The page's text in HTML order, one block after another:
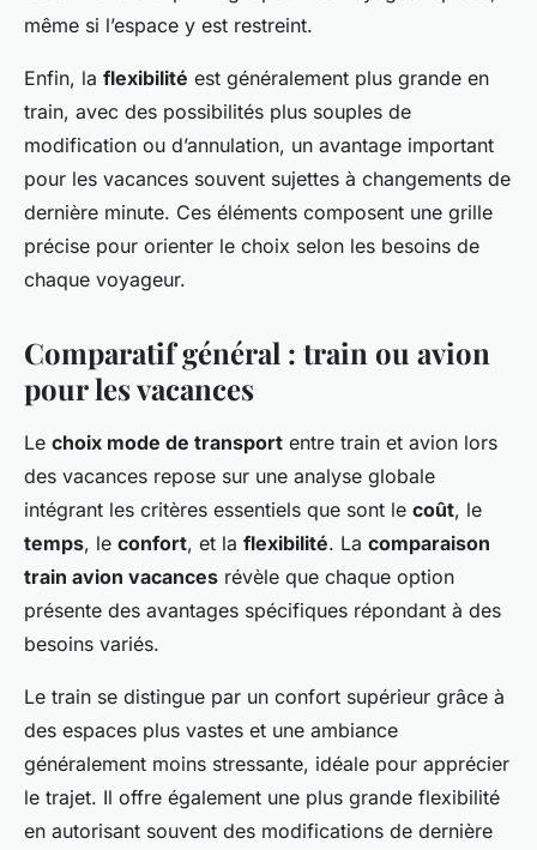
même si l’espace y est restreint.
Enfin, la flexibilité est généralement plus grande en
train, avec des possibilités plus souples de
modification ou d’annulation, un avantage important
pour les vacances souvent sujettes à changements de
dernière minute. Ces éléments composent une grille
précise pour orienter le choix selon les besoins de
chaque voyageur.
Comparatif général : train ou avion
pour les vacances
Le choix mode de transport entre train et avion lors
des vacances repose sur une analyse globale
intégrant les critères essentiels que sont le coût, le
temps, le confort, et la flexibilité. La comparaison
train avion vacances révèle que chaque option
présente des avantages spécifiques répondant à des
besoins variés.
Le train se distingue par un confort supérieur grâce à
des espaces plus vastes et une ambiance
généralement moins stressante, idéale pour apprécier
le trajet. Il offre également une plus grande flexibilité
en autorisant souvent des modifications de dernière